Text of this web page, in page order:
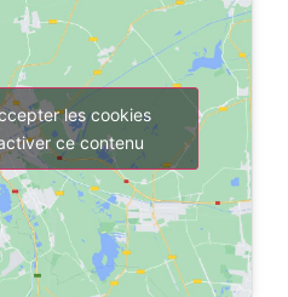
les cookies
ce contenu